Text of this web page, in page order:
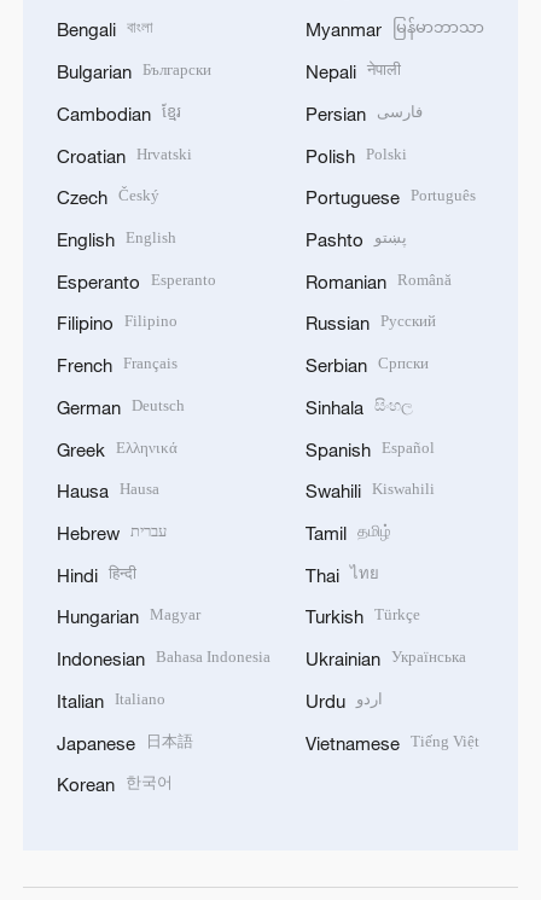
Bengali বাংলা
Bulgarian Български
Cambodian ខ្មែរ
Croatian Hrvatski
Czech Český
English English
Esperanto Esperanto
Filipino Filipino
French Français
German Deutsch
Greek Ελληνικά
Hausa Hausa
Hebrew עברית
Hindi हिन्दी
Hungarian Magyar
Indonesian Bahasa Indonesia
Italian Italiano
Japanese 日本語
Korean 한국어
Myanmar မြန်မာဘာသာ
Nepali नेपाली
Persian فارسی
Polish Polski
Portuguese Português
Pashto پښتو
Romanian Română
Russian Русский
Serbian Српски
Sinhala සිංහල
Spanish Español
Swahili Kiswahili
Tamil தமிழ்
Thai ไทย
Turkish Türkçe
Ukrainian Українська
Urdu اردو
Vietnamese Tiếng Việt